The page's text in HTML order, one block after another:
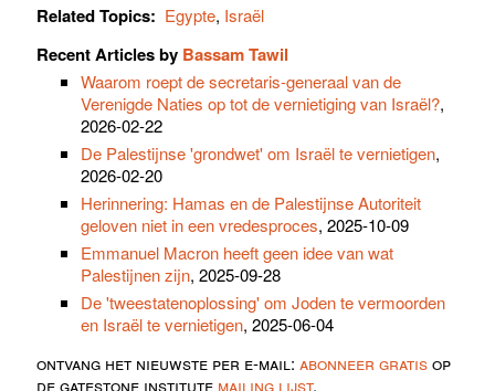
Related Topics: Egypte, Israël
Recent Articles by Bassam Tawil
Waarom roept de secretaris-generaal van de
Verenigde Naties op tot de vernietiging van Israël?,
2026-02-22
De Palestijnse 'grondwet' om Israël te vernietigen,
2026-02-20
Herinnering: Hamas en de Palestijnse Autoriteit
geloven niet in een vredesproces, 2025-10-09
Emmanuel Macron heeft geen idee van wat
Palestijnen zijn, 2025-09-28
De 'tweestatenoplossing' om Joden te vermoorden
en Israël te vernietigen, 2025-06-04
ontvang het nieuwste per e-mail: abonneer gratisop
de gatestone institute mailing lijst.